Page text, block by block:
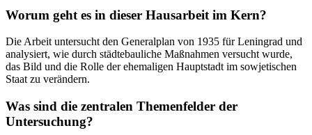
Worum geht es in dieser Hausarbeit im Kern?
Die Arbeit untersucht den Generalplan von 1935 für Leningrad und
analysiert, wie durch städtebauliche Maßnahmen versucht wurde,
das Bild und die Rolle der ehemaligen Hauptstadt im sowjetischen
Staat zu verändern.
Was sind die zentralen Themenfelder der
Untersuchung?